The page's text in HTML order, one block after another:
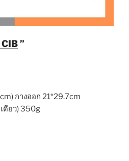
”
กางออก 21*29.7cm
ดียว) 350g